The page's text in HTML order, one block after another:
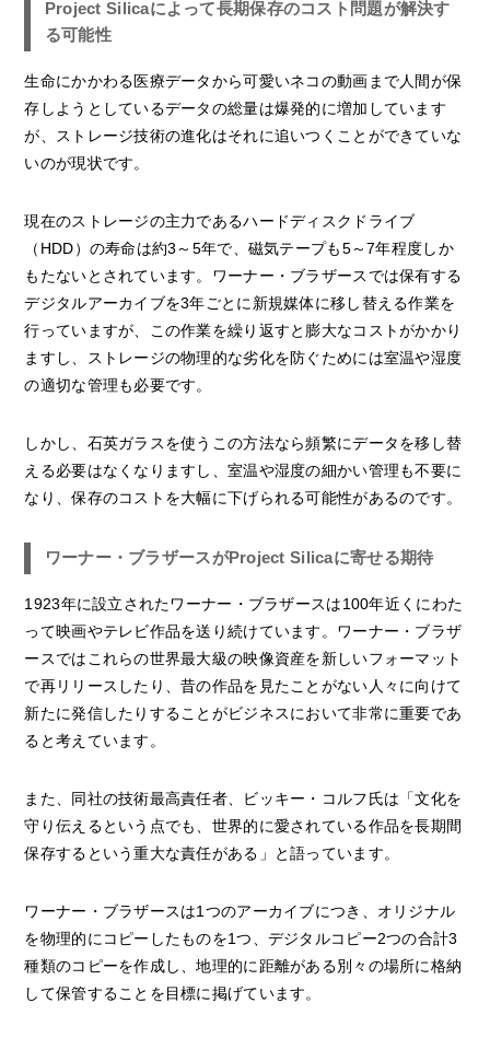
Project Silicaによって長期保存のコスト問題が解決す
る可能性
生命にかかわる医療データから可愛いネコの動画まで人間が保
存しようとしているデータの総量は爆発的に増加しています
が、ストレージ技術の進化はそれに追いつくことができていな
いのが現状です。
現在のストレージの主力であるハードディスクドライブ
（HDD）の寿命は約3～5年で、磁気テープも5～7年程度しか
もたないとされています。ワーナー・ブラザースでは保有する
デジタルアーカイブを3年ごとに新規媒体に移し替える作業を
行っていますが、この作業を繰り返すと膨大なコストがかかり
ますし、ストレージの物理的な劣化を防ぐためには室温や湿度
の適切な管理も必要です。
しかし、石英ガラスを使うこの方法なら頻繁にデータを移し替
える必要はなくなりますし、室温や湿度の細かい管理も不要に
なり、保存のコストを大幅に下げられる可能性があるのです。
ワーナー・ブラザースがProject Silicaに寄せる期待
1923年に設立されたワーナー・ブラザースは100年近くにわた
って映画やテレビ作品を送り続けています。ワーナー・ブラザ
ースではこれらの世界最大級の映像資産を新しいフォーマット
で再リリースしたり、昔の作品を見たことがない人々に向けて
新たに発信したりすることがビジネスにおいて非常に重要であ
ると考えています。
また、同社の技術最高責任者、ビッキー・コルフ氏は「文化を
守り伝えるという点でも、世界的に愛されている作品を長期間
保存するという重大な責任がある」と語っています。
ワーナー・ブラザースは1つのアーカイブにつき、オリジナル
を物理的にコピーしたものを1つ、デジタルコピー2つの合計3
種類のコピーを作成し、地理的に距離がある別々の場所に格納
して保管することを目標に掲げています。